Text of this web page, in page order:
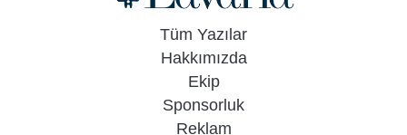
Tüm Yazılar
Hakkımızda
Ekip
Sponsorluk
Reklam